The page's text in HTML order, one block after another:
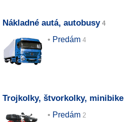
Nákladné autá, autobusy
Predám
Trojkolky, štvorkolky, minibike
Predám